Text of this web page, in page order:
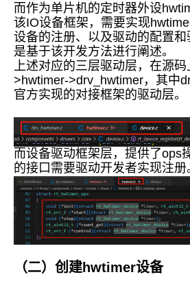
而作为单片机的定时器外设
该IO设备框架，需要实现
设备的注册、以及驱动的配置
是基于该开发方法进行阐述。
上述对应的三层驱动层，在源
>hwtimer->drv_hwtimer，其中
官方实现的对接框架的驱动层。
而设备驱动框架层，提供了ops
的接口需要驱动开发者实现注册
（二）创建hwtimer设备